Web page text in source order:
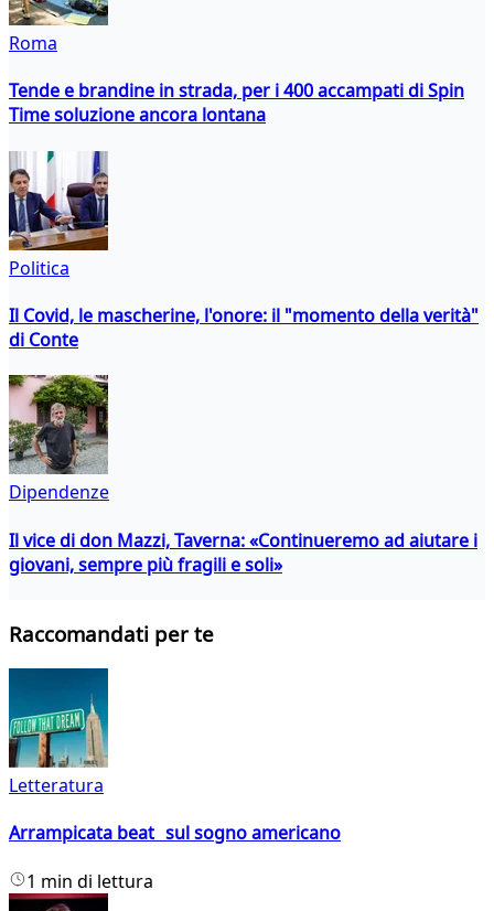
Roma
Tende e brandine in strada, per i 400 accampati di Spin
Time soluzione ancora lontana
Politica
Il Covid, le mascherine, l'onore: il "momento della verità"
di Conte
Dipendenze
Il vice di don Mazzi, Taverna: «Continueremo ad aiutare i
giovani, sempre più fragili e soli»
Raccomandati per te
Letteratura
Arrampicata beat sul sogno americano
1 min di lettura